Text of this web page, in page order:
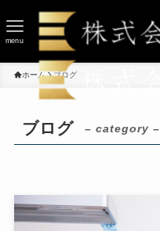
menu
ホーム ブログ
ブログ – category –